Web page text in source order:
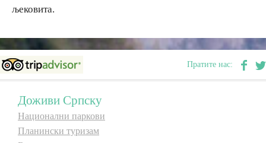
љековита.
Пратите нас:
Доживи Српску
Национални паркови
Планински туризам